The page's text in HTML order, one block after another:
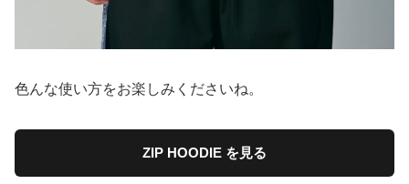
色んな使い方をお楽しみくださいね。
ZIP HOODIE を見る